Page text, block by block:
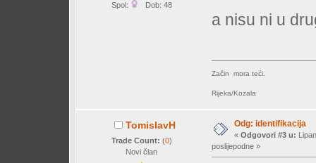
Spol:
Dob: 48
a nisu ni u
Začin mora teći.
Rijeka/Kozala
TomislavH
Trade Count: (0)
Novi član
Odg: identifikacija
« Odgovori #3 u:
poslijepodne »